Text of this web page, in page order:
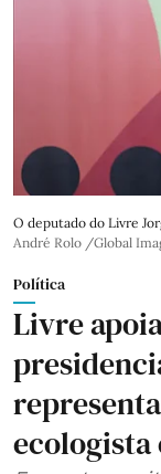
O deputado do Livre
André Rolo /Global
Política
Livre
ecologista